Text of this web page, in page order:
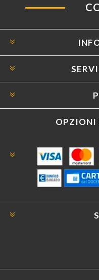
OPZIONI